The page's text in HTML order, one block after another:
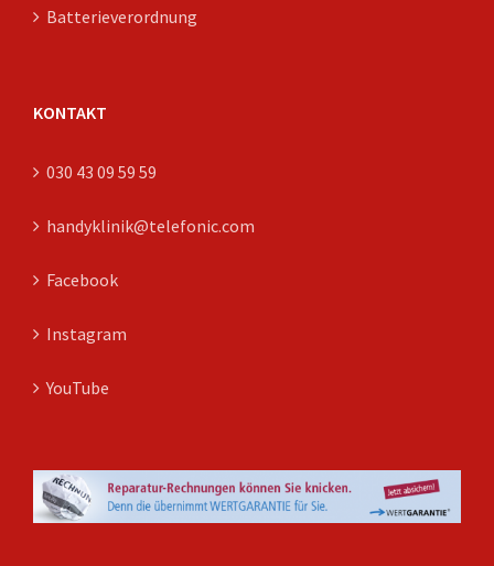
Batterieverordnung
KONTAKT
030 43 09 59 59
handyklinik@telefonic.com
Facebook
Instagram
YouTube